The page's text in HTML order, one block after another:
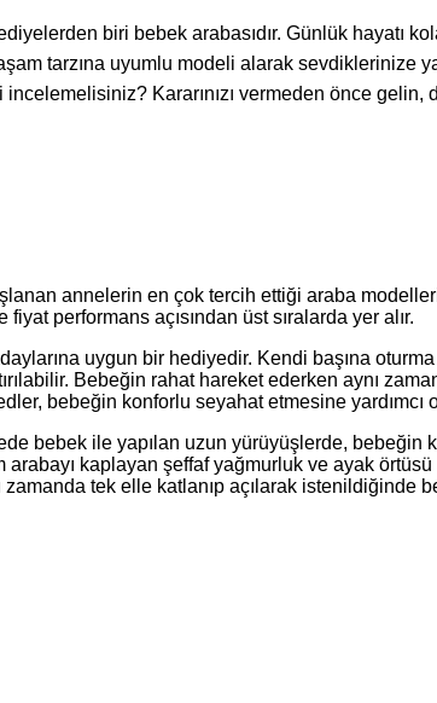
biri bebek arabasıdır. Günlük hayatı
tarzına uyumlu modeli alarak sevdiklerinize
Kararınızı vermeden önce gelin,
annelerin en çok tercih ettiği araba
performans açısından üst sıralarda yer alır.
uygun bir hediyedir. Kendi başına
Bebeğin rahat hareket ederken aynı
bebeğin konforlu seyahat etmesine yardımcı
bebek ile yapılan uzun yürüyüşlerde, bebeğin
kaplayan şeffaf yağmurluk ve ayak
tek elle katlanıp açılarak istenildiğinde